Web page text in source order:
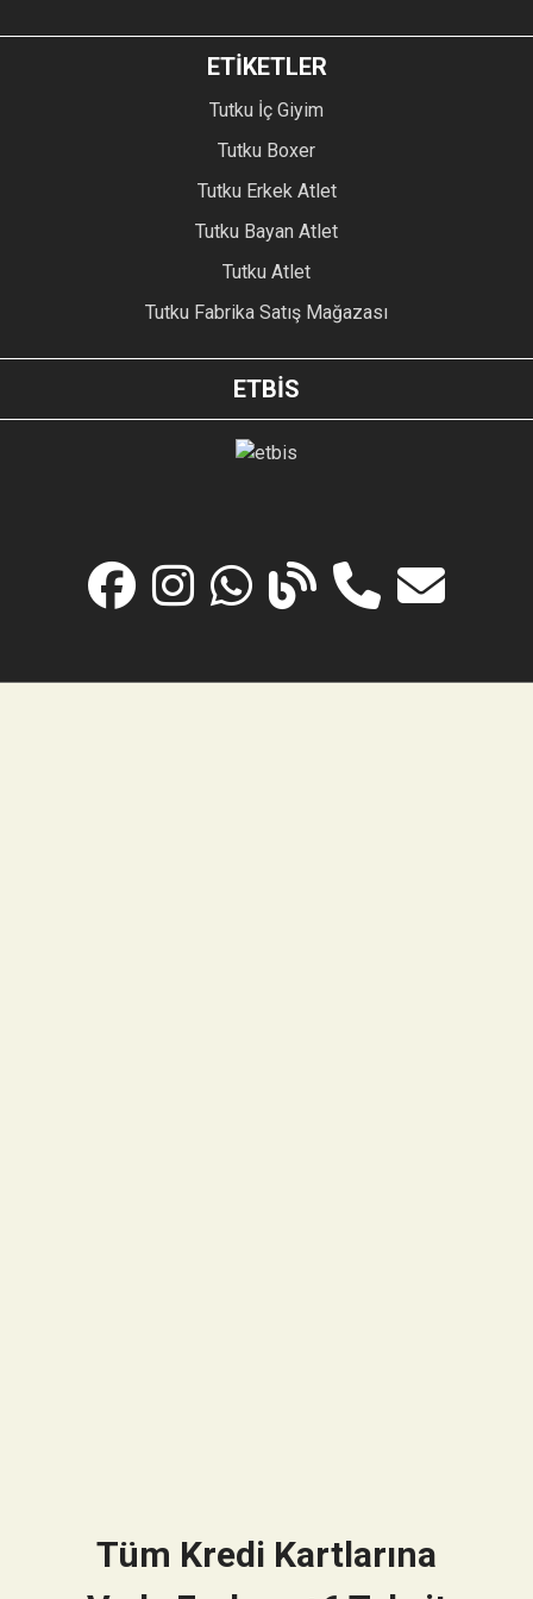
ETİKETLER
Tutku İç Giyim
Tutku Boxer
Tutku Erkek Atlet
Tutku Bayan Atlet
Tutku Atlet
Tutku Fabrika Satış Mağazası
ETBİS
Tüm Kredi Kartlarına